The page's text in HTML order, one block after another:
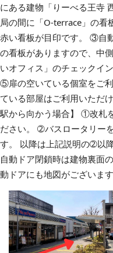
にある建物「りーべる王寺
局の間に「O-terrace」の看
赤い看板が目印です。 ③自
の看板がありますので、中
いオフィス」のチェックイ
⑤扉の空いている個室をご
ている部屋はご利用いただ
駅から向かう場合】 ①改札
ださい。 ➁バスロータリー
す。 以降は上記説明の➁以
自動ドア閉鎖時は建物裏面
動ドアにも地図がございます